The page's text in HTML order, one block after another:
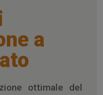
a
ottimale del